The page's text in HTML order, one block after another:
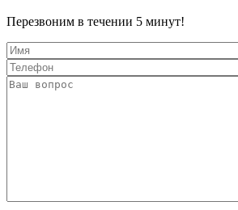
Перезвоним в течении 5 минут!